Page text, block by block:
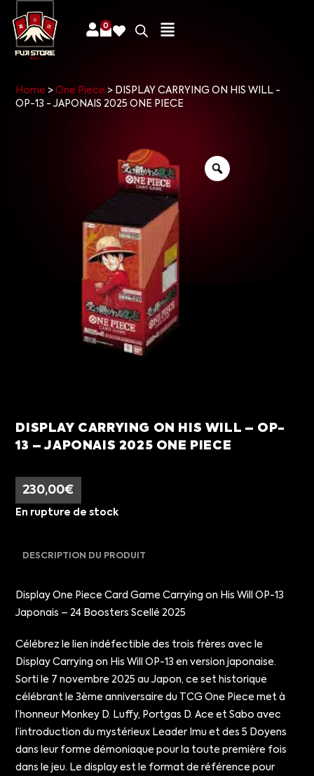
0
Home >One Piece > DISPLAY CARRYING ON HIS WILL -
OP-13 - JAPONAIS 2025 ONE PIECE
DISPLAY CARRYING ON HIS WILL – OP-
13 – JAPONAIS 2025 ONE PIECE
230,00€
En rupture de stock
DESCRIPTION DU PRODUIT
Display One Piece Card Game Carrying on His Will OP-13
Japonais – 24 Boosters Scellé 2025
Célébrez le lien indéfectible des trois frères avec le
Display Carrying on His Will OP-13 en version japonaise.
Sorti le 7 novembre 2025 au Japon, ce set historique
célébrant le 3ème anniversaire du TCG One Piece met à
l’honneur Monkey D. Luffy, Portgas D. Ace et Sabo avec
l’introduction du mystérieux Leader Imu et des 5 Doyens
dans leur forme démoniaque pour la toute première fois
dans le jeu. Le display est le format de référence pour